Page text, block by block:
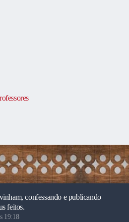
confessando e publicando
feitos.
19:18